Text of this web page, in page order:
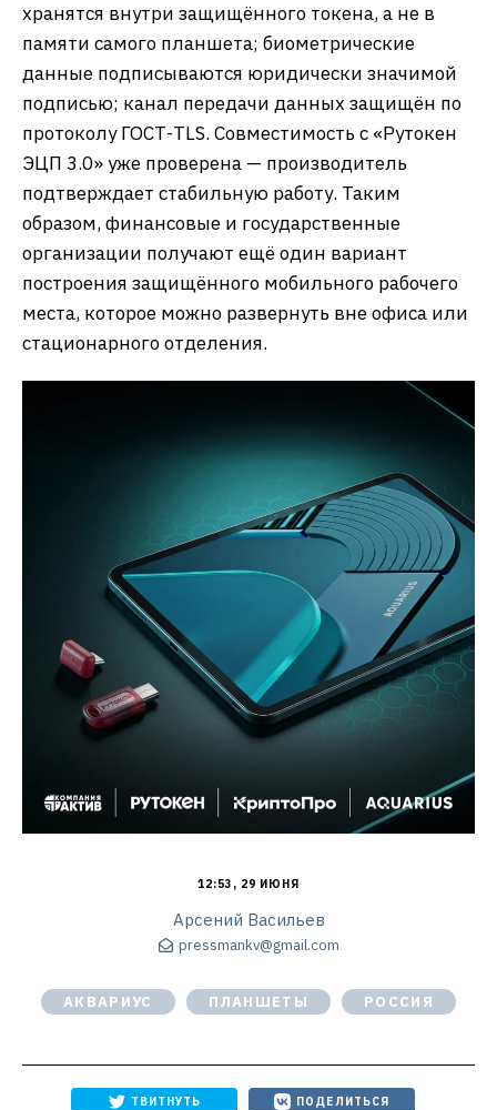
хранятся внутри защищённого токена, а не в
памяти самого планшета; биометрические
данные подписываются юридически значимой
подписью; канал передачи данных защищён по
протоколу ГОСТ-TLS. Совместимость с «Рутокен
ЭЦП 3.0» уже проверена — производитель
подтверждает стабильную работу. Таким
образом, финансовые и государственные
организации получают ещё один вариант
построения защищённого мобильного рабочего
места, которое можно развернуть вне офиса или
стационарного отделения.
12:53, 29 ИЮНЯ
Арсений Васильев
pressmankv@gmail.com
АКВАРИУС ПЛАНШЕТЫ РОССИЯ
ТВИТНУТЬ ПОДЕЛИТЬСЯ